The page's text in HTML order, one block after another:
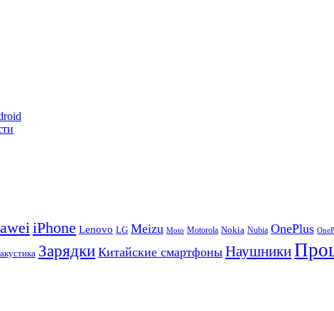
iPhone Lenovo LG Meizu Moto Motorola Nokia Nubia OnePlus
Зарядки Китайские смартфоны Наушники